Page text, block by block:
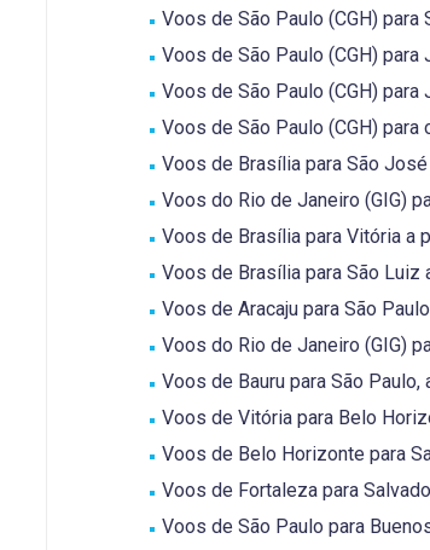
Voos de São Paulo (CGH)
Voos de São Paulo (CGH) para
Voos de São Paulo (CGH)
Voos de São Paulo (CGH)
Voos de Brasília para São
Voos do Rio de Janeiro (GIG)
Voos de Brasília para Vitória a
Voos de Brasília para São Luiz
Voos de Aracaju para São
Voos do Rio de Janeiro (GIG)
Voos de Bauru para São
Voos de Vitória para Belo
Voos de Belo Horizonte para
Voos de Fortaleza para
Voos de São Paulo para